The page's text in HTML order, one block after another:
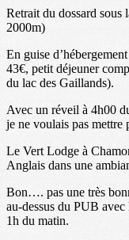
Retrait du dossard
2000m)
En guise
43€, petit déjeuner
du lac des Gaillands).
Avec un réveil à 4h00
je ne voulais pas mettre
Le Vert Lodge à
Anglais dans une
Bon…. pas une très
au-dessus du PUB
1h du matin.